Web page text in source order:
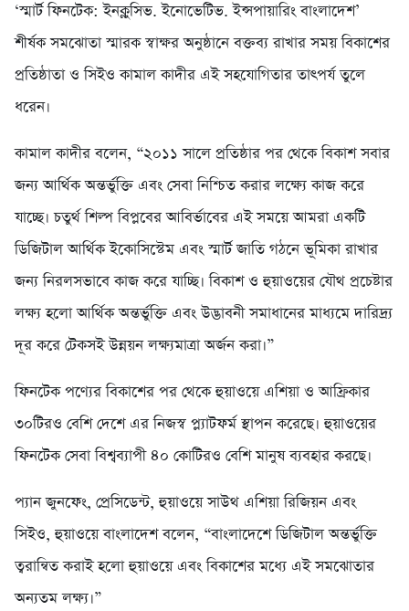
‘স্মার্ট ফিনটেক: ইনক্লুসিভ. ইনোভেটিভ. ইন্সপায়ারিং বাংলাদেশ’
শীর্ষক সমঝোতা স্মারক স্বাক্ষর অনুষ্ঠানে বক্তব্য রাখার সময় বিকাশের
প্রতিষ্ঠাতা ও সিইও কামাল কাদীর এই সহযোগিতার তাৎপর্য তুলে
ধরেন।
কামাল কাদীর বলেন, “২০১১ সালে প্রতিষ্ঠার পর থেকে বিকাশ সবার
জন্য আর্থিক অন্তর্ভুক্তি এবং সেবা নিশ্চিত করার লক্ষ্যে কাজ করে
যাচ্ছে। চতুর্থ শিল্প বিপ্লবের আবির্ভাবের এই সময়ে আমরা একটি
ডিজিটাল আর্থিক ইকোসিস্টেম এবং স্মার্ট জাতি গঠনে ভূমিকা রাখার
জন্য নিরলসভাবে কাজ করে যাচ্ছি। বিকাশ ও হুয়াওয়ের যৌথ প্রচেষ্টার
লক্ষ্য হলো আর্থিক অন্তর্ভুক্তি এবং উদ্ভাবনী সমাধানের মাধ্যমে দারিদ্র্য
দূর করে টেকসই উন্নয়ন লক্ষ্যমাত্রা অর্জন করা।”
ফিনটেক পণ্যের বিকাশের পর থেকে হুয়াওয়ে এশিয়া ও আফ্রিকার
৩০টিরও বেশি দেশে এর নিজস্ব প্ল্যাটফর্ম স্থাপন করেছে। হুয়াওয়ের
ফিনটেক সেবা বিশ্বব্যাপী ৪০ কোটিরও বেশি মানুষ ব্যবহার করছে।
প্যান জুনফেং, প্রেসিডেন্ট, হুয়াওয়ে সাউথ এশিয়া রিজিয়ন এবং
সিইও, হুয়াওয়ে বাংলাদেশ বলেন, “বাংলাদেশে ডিজিটাল অন্তর্ভুক্তি
ত্বরান্বিত করাই হলো হুয়াওয়ে এবং বিকাশের মধ্যে এই সমঝোতার
অন্যতম লক্ষ্য।”